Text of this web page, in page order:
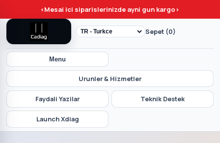
<Mesai ici siparislerinizde ayni gun kargo>
Menu
Urunler & Hizmetler
Faydali Yazilar Teknik Destek
Launch Xdiag
Sepet (0)